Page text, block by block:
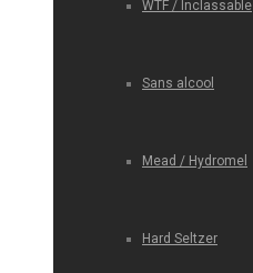
WTF / Inclassable
Sans alcool
Mead / Hydromel
Hard Seltzer